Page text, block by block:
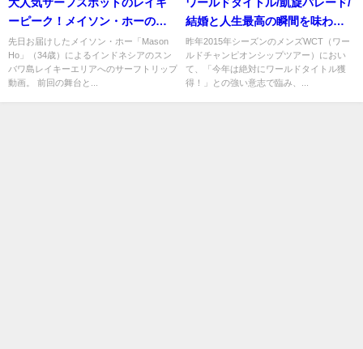
大人気サーフスポットのレイキ
ーピーク！メイソン・ホーのフ
リーサーフ動画
先日お届けしたメイソン・ホー「Mason
Ho」（34歳）によるインドネシアのスン
バワ島レイキーエリアへのサーフトリップ
動画。 前回の舞台と...
ワールドタイトル/凱旋パレード/
結婚と人生最高の瞬間を味わう
アドリアーノ・デ・スーザ
昨年2015年シーズンのメンズWCT（ワー
ルドチャンピオンシップツアー）におい
て、「今年は絶対にワールドタイトル獲
得！」との強い意志で臨み、...